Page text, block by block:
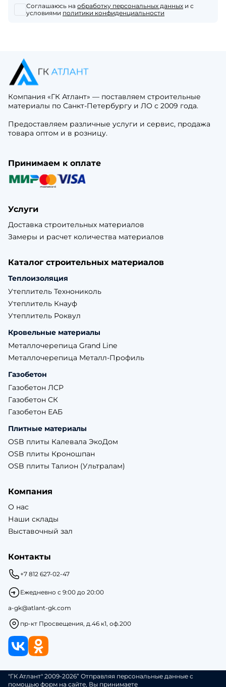
Соглашаюсь на обработку персональных данных и с
условиями политики конфиденциальности
Компания «ГК Атлант» — поставляем строительные
материалы по Санкт-Петербургу и ЛО с 2009 года.
Предоставляем различные услуги и сервис, продажа
товара оптом и в розницу.
Принимаем к оплате
Услуги
Доставка строительных материалов
Замеры и расчет количества материалов
Каталог строительных материалов
Теплоизоляция
Утеплитель Технониколь
Утеплитель Кнауф
Утеплитель Роквул
Кровельные материалы
Металлочерепица Grand Line
Металлочерепица Металл-Профиль
Газобетон
Газобетон ЛСР
Газобетон СК
Газобетон ЕАБ
Плитные материалы
OSB плиты Калевала ЭкоДом
OSB плиты Кроношпан
OSB плиты Талион (Ультралам)
Компания
О нас
Наши склады
Выставочный зал
Контакты
+7 812 627-02-47
Ежедневно с 9:00 до 20:00
a-gk@atlant-gk.com
пр-кт Просвещения, д.46 к1, оф.200
"ГК Атлант" 2009-2026” Отправляя персональные данные с
помощью форм на сайте, Вы принимаете